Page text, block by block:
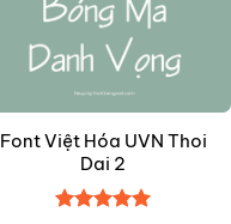
Font Việt Hóa UVN Thoi
Dai 2